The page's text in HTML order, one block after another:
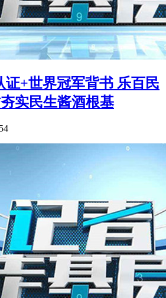
证+世界冠军背书 乐百民
实民生酱酒根基